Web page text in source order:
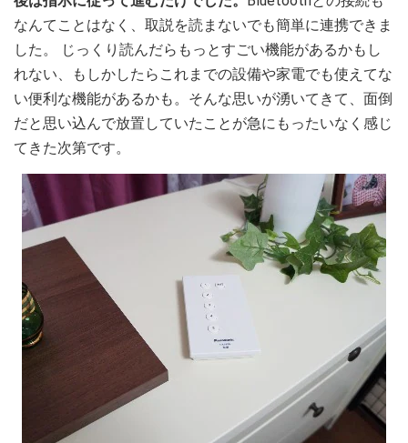
なんてことはなく、取説を読まないでも簡単に連携できま
した。 じっくり読んだらもっとすごい機能があるかもし
れない、もしかしたらこれまでの設備や家電でも使えてな
い便利な機能があるかも。そんな思いが湧いてきて、面倒
だと思い込んで放置していたことが急にもったいなく感じ
てきた次第です。